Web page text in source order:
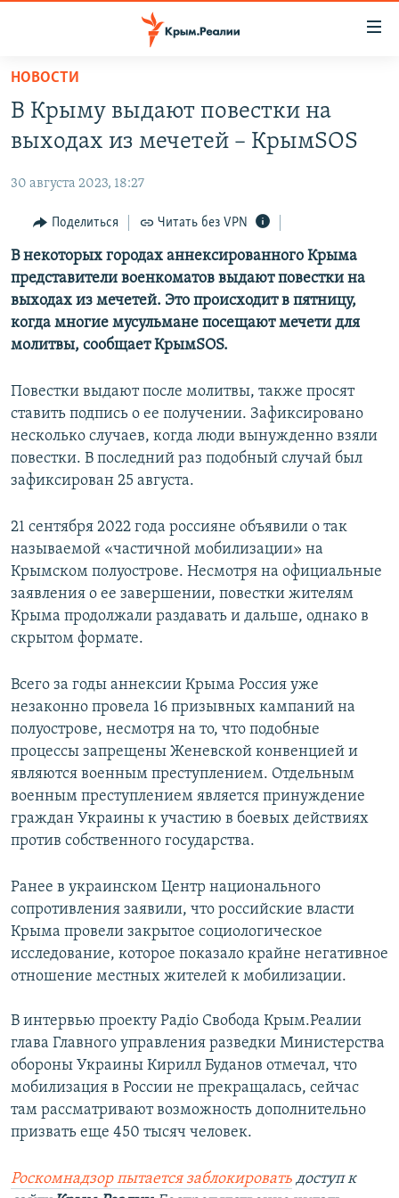
Вернуться
основному
содержанию
навигации
Вернутся
поиску
СПЕЦПРОЕКТЫ
КАРТА ВОЕННЫХ ОБЪЕКТОВ КРЫМА
11 ЛЕТ ОККУПАЦИИ КРЫМА. 11 ИСТОРИЙ СОПРОТИВЛЕНИЯ
ИСТОРИЯ
ЕЩЕ
ИНТЕРАКТИВ
ИНФОГРАФИКА
ТЕЛЕПРОЕКТ КРЫМ.РЕАЛИИ
СОВЕТЫ ПРАВОЗАЩИТНИКОВ
ПОБЕДИТЕЛЕЙ НЕ СУДЯТ?
КРЫМ.НЕПОКОРЕННЫЙ
ELIFBE
РАДІО СВОБОДА
КАК ОБОЙТИ БЛОКИРОВКУ
Українською
ПРИСОЕДИНЯЙТЕСЬ!
Все сайты RFE/RL
НОВОСТИ
В Крыму выдают повестки на
выходах из мечетей – КрымSOS
30 августа 2023, 18:27
Поделиться Читать без VPN
В некоторых городах аннексированного Крыма
представители военкоматов выдают повестки на
выходах из мечетей. Это происходит в пятницу,
когда многие мусульмане посещают мечети для
молитвы, сообщает КрымSOS.
Повестки выдают после молитвы, также просят
ставить подпись о ее получении. Зафиксировано
несколько случаев, когда люди вынужденно взяли
повестки. В последний раз подобный случай был
зафиксирован 25 августа.
21 сентября 2022 года россияне объявили о так
называемой «частичной мобилизации» на
Крымском полуострове. Несмотря на официальные
заявления о ее завершении, повестки жителям
Крыма продолжали раздавать и дальше, однако в
скрытом формате.
Всего за годы аннексии Крыма Россия уже
незаконно провела 16 призывных кампаний на
полуострове, несмотря на то, что подобные
процессы запрещены Женевской конвенцией и
являются военным преступлением. Отдельным
военным преступлением является принуждение
граждан Украины к участию в боевых действиях
против собственного государства.
Ранее в украинском Центр национального
сопротивления заявили, что российские власти
Крыма провели закрытое социологическое
исследование, которое показало крайне негативное
отношение местных жителей к мобилизации.
В интервью проекту Радіо Свобода Крым.Реалии
глава Главного управления разведки Министерства
обороны Украины Кирилл Буданов отмечал, что
мобилизация в России не прекращалась, сейчас
там рассматривают возможность дополнительно
призвать еще 450 тысяч человек.
Роскомнадзор пытается заблокировать доступ к